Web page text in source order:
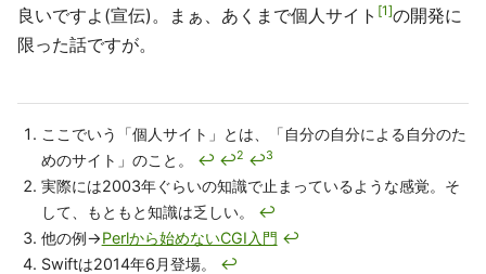
良いですよ(宣伝)。まぁ、あくまで個人サイト 1 の開発に
限った話ですが。
ここでいう「個人サイト」とは、「自分の自分による自分のた
めのサイト」のこと。 ↩ ↩2 ↩3
実際には2003年ぐらいの知識で止まっているような感覚。そ
して、もともと知識は乏しい。 ↩
他の例→Perlから始めないCGI入門 ↩
Swiftは2014年6月登場。 ↩